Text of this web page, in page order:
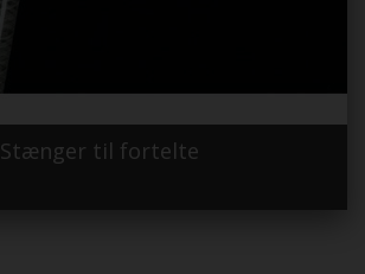
Stænger til fortelte